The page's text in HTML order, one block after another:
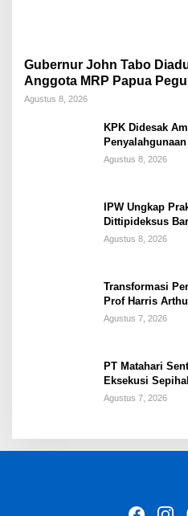
Gubernur John Tabo
Anggota MRP Papua
Warga Papua
Agustus 8, 2026
KPK Didesak
Tahun 2017
Agustus 8, 2026
IPW Ungkap
Dittipideksus
Penanganan
Agustus 8, 2026
Transformasi
Prof Harris
Kampus
Agustus 7, 2026
PT Matahari
Eksekusi
Agustus 7, 2026